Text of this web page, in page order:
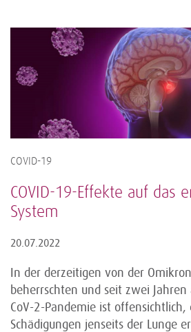
COVID-19
COVID-19-Effekte auf das
System
20.07.2022
In der derzeitigen von der
beherrschten und seit zwei Jahren
CoV-2-Pandemie ist offensichtlich,
Schädigungen jenseits der Lunge